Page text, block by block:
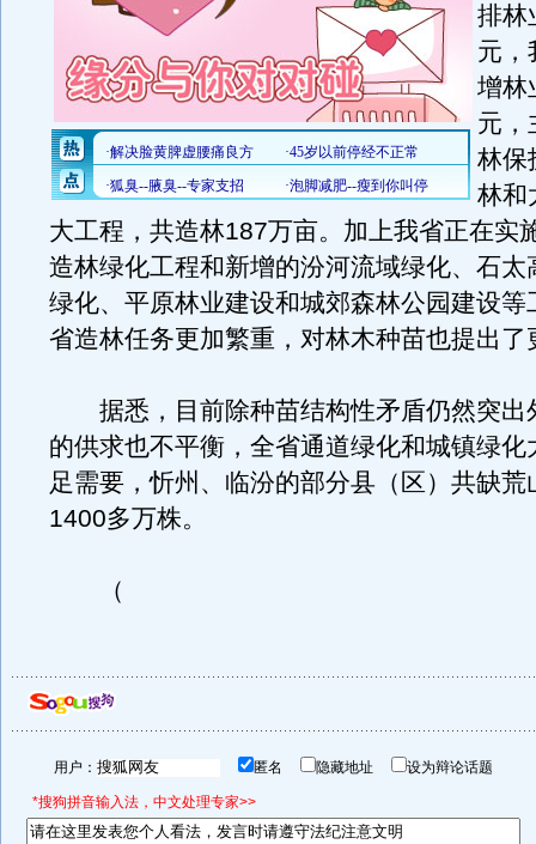
排林
元，
增林
元，
林保
林和
大工程，共造林187万亩。加上我省正在实
造林绿化工程和新增的汾河流域绿化、石太
绿化、平原林业建设和城郊森林公园建设等
省造林任务更加繁重，对林木种苗也提出了
据悉，目前除种苗结构性矛盾仍然突出
的供求也不平衡，全省通道绿化和城镇绿化
足需要，忻州、临汾的部分县（区）共缺荒
1400多万株。
（
用户： 匿名 隐藏地址 设为辩论话题
*搜狗拼音输入法，中文处理专家>>